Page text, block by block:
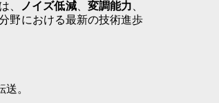
、 ノイズ低減、 変調能力 、
野における最新の技術進歩
。